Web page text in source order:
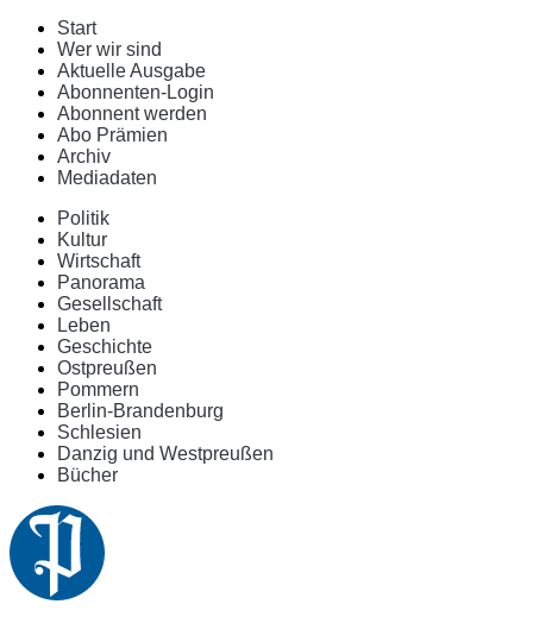
Start
Wer wir sind
Aktuelle Ausgabe
Abonnenten-Login
Abonnent werden
Abo Prämien
Archiv
Mediadaten
Politik
Kultur
Wirtschaft
Panorama
Gesellschaft
Leben
Geschichte
Ostpreußen
Pommern
Berlin-Brandenburg
Schlesien
Danzig und Westpreußen
Bücher